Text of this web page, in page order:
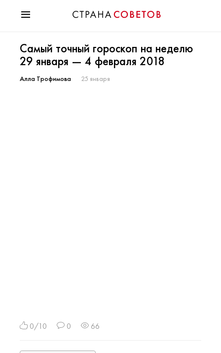
Мода
Звезды
Гороскопы
Самый точный гороскоп на неделю
29 января — 4 февраля 2018
Алла Трофимова 25 января
0/10 0 66